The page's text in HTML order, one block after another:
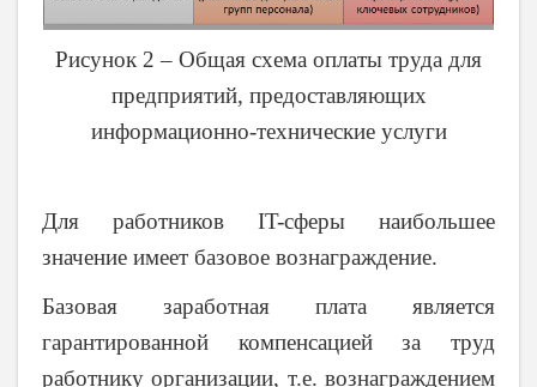
Рисунок 2 – Общая схема оплаты труда для
предприятий, предоставляющих
информационно-технические услуги
Для работников IT-сферы наибольшее
значение имеет базовое вознаграждение.
Базовая заработная плата является
гарантированной компенсацией за труд
работнику организации, т.е. вознаграждением